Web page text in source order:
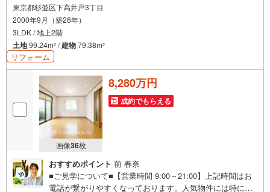
東京都杉並区下高井戸3丁目
2000年9月（築26年）
3LDK / 地上2階
土地99.24m2 /建物79.38m2
リフォーム
画像36枚
8,280万円
成約でもらえる
おすすめポイント 前 春奈
■ご見学について■【営業時間 9:00～21:00】上記時間はお
電話が繋がりやすくなっております。人気物件には特に問